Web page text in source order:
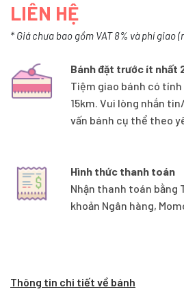
LIÊN HỆ
* Giá chưa bao gồm VAT 8% và phí giao
Bánh đặt trước ít nhất
Tiệm giao bánh có
15km. Vui lòng nhắn
vấn bánh cụ thể theo
Hình thức thanh toán
Nhận thanh toán bằng
khoản Ngân hàng,
Thông tin chi tiết về bánh